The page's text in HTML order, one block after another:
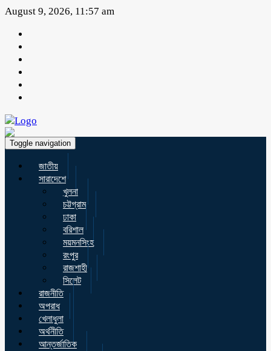
August 9, 2026, 11:57 am
Toggle navigation
জাতীয়
সারাদেশে
খুলনা
চট্টগ্রাম
ঢাকা
বরিশাল
ময়মনসিংহ
রংপুর
রাজশাহী
সিলেট
রাজনীতি
অপরাধ
খেলাধুলা
অর্থনীতি
আন্তর্জাতিক